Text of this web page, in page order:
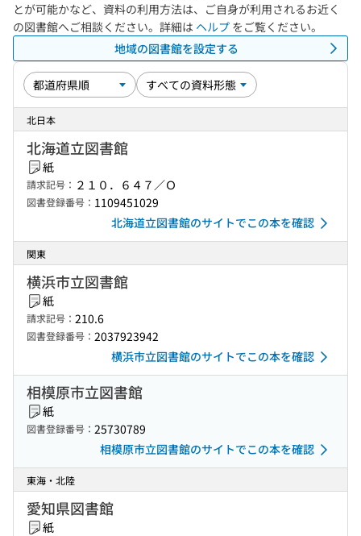
とが可能かなど、資料の利用方法は、ご自身が利用されるお近く
の図書館へご相談ください。詳細は ヘルプ をご覧ください。
地域の図書館を設定する
北日本
北海道立図書館
紙
請求記号： ２１０．６４７／Ｏ
図書登録番号： 1109451029
北海道立図書館のサイトでこの本を確認
関東
横浜市立図書館
紙
請求記号： 210.6
図書登録番号： 2037923942
横浜市立図書館のサイトでこの本を確認
相模原市立図書館
紙
図書登録番号： 25730789
相模原市立図書館のサイトでこの本を確認
東海・北陸
愛知県図書館
紙